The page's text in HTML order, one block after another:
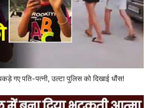
गए पति-पत्नी, उल्टा पुलिस को दिखाई धौंस!